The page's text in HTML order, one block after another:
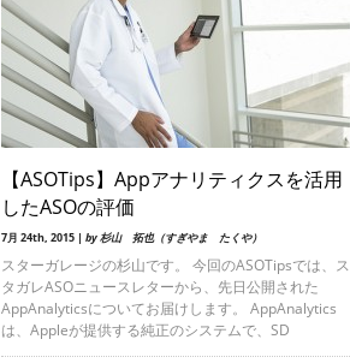
【ASOTips】Appアナリティクスを活用
したASOの評価
7月 24th, 2015 | by 杉山 拓也（すぎやま たくや）
スターガレージの杉山です。 今回のASOTipsでは、ス
タガレASOニュースレターから、先日公開された
AppAnalyticsについてお届けします。 AppAnalytics
は、Appleが提供する純正のシステムで、SD